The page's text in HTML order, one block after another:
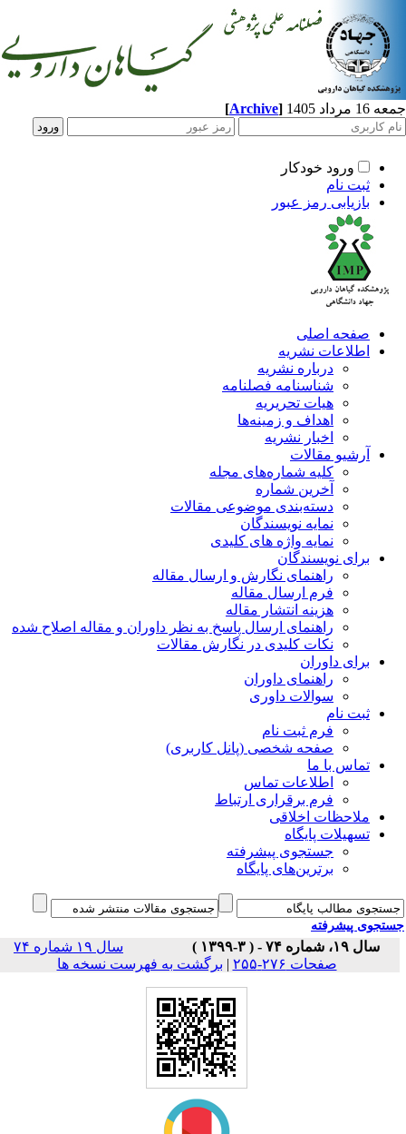
1405
[Archive]
ورود خودکار
ثبت نام
بازیابی رمز عبور
صفحه اصلی
اطلاعات نشریه
درباره نشریه
شناسنامه فصلنامه
هیات تحریریه
اهداف و زمینه‌ها
اخبار نشریه
آرشیو مقالات
کلیه شماره‌های مجله
آخرین شماره
دسته‌بندی موضوعی مقالات
نمایه نویسندگان
نمایه واژه های کلیدی
برای نویسندگان
راهنمای نگارش و ارسال مقاله
فرم ارسال مقاله
هزینه انتشار مقاله
راهنمای ارسال پاسخ به نظر داوران و مقاله اصلاح شده
نکات کلیدی در نگارش مقالات
برای داوران
راهنمای داوران
سوالات داوری
ثبت نام
فرم ثبت نام
صفحه شخصی (پانل کاربری)
تماس با ما
اطلاعات تماس
فرم برقراری ارتباط
ملاحظات اخلاقی
تسهیلات پایگاه
جستجوی پیشرفته
برترین‌های پایگاه
پیشرفته
سال ۱۹، شماره ۷۴ - ( ۳-۱۳۹۹ )
سال ۱۹ شماره ۷۴
صفحات ۲۷۶-۲۵۵
|برگشت به فهرست نسخه ها